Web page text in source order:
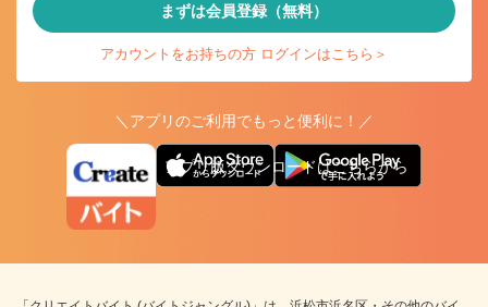
まずは会員登録（無料）
アカウントをお持ちの方 ログインはこちら＞
＼アプリのご利用でもっと便利に！／
アプリ版ダウンロードはこちらから